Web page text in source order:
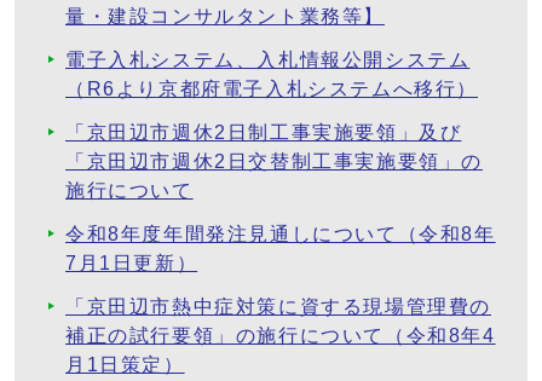
量・建設コンサルタント業務等】
電子入札システム、入札情報公開システム
（R6より京都府電子入札システムへ移行）
「京田辺市週休2日制工事実施要領」及び
「京田辺市週休2日交替制工事実施要領」の
施行について
令和8年度年間発注見通しについて（令和8年
7月1日更新）
「京田辺市熱中症対策に資する現場管理費の
補正の試行要領」の施行について（令和8年4
月1日策定）